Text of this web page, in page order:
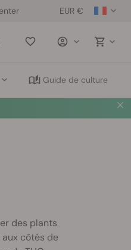
EUR €
Saved
Guide de culture
des plants
aux côtés de